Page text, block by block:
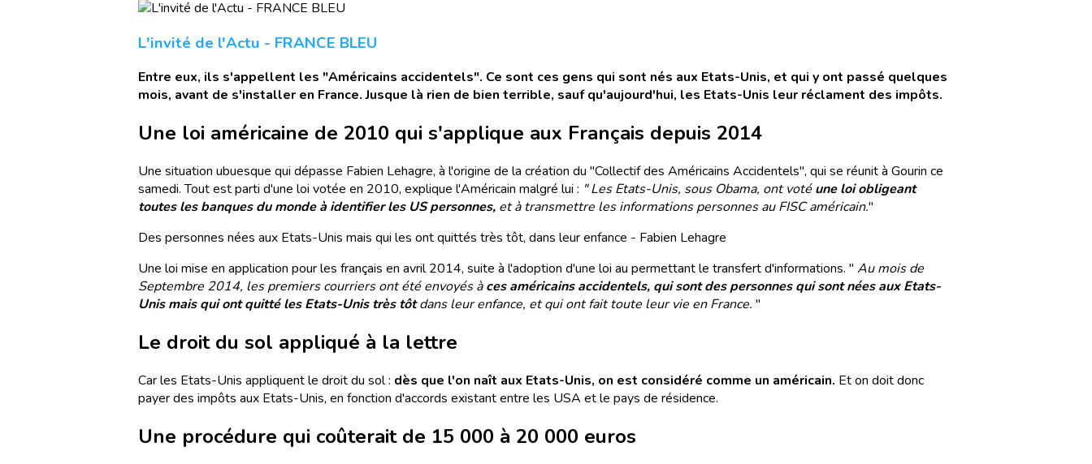
L'invité de l'Actu - FRANCE BLEU
Entre eux, ils s'appellent les "Américains accidentels". Ce sont ces gens qui sont nés aux Etats-Unis, et qui y ont passé quelques
mois, avant de s'installer en France. Jusque là rien de bien terrible, sauf qu'aujourd'hui, les Etats-Unis leur réclament des impôts.
Une loi américaine de 2010 qui s'applique aux Français depuis 2014
Une situation ubuesque qui dépasse Fabien Lehagre, à l'origine de la création du "Collectif des Américains Accidentels", qui se réunit à Gourin ce
samedi. Tout est parti d'une loi votée en 2010, explique l'Américain malgré lui : " Les Etats-Unis, sous Obama, ont votéune loi obligeant
toutes les banques du monde à identifier les US personnes, et à transmettre les informations personnes au FISC américain."
Des personnes nées aux Etats-Unis mais qui les ont quittés très tôt, dans leur enfance - Fabien Lehagre
Une loi mise en application pour les français en avril 2014, suite à l'adoption d'une loi au permettant le transfert d'informations. " Au mois de
Septembre 2014, les premiers courriers ont été envoyés àces américains accidentels, qui sont des personnes qui sont nées aux Etats-
Unis mais qui ont quitté les Etats-Unis très tôtdans leur enfance, et qui ont fait toute leur vie en France. "
Le droit du sol appliqué à la lettre
Car les Etats-Unis appliquent le droit du sol : dès que l'on naît aux Etats-Unis, on est considéré comme un américain. Et on doit donc
payer des impôts aux Etats-Unis, en fonction d'accords existant entre les USA et le pays de résidence.
Une procédure qui coûterait de 15 000 à 20 000 euros